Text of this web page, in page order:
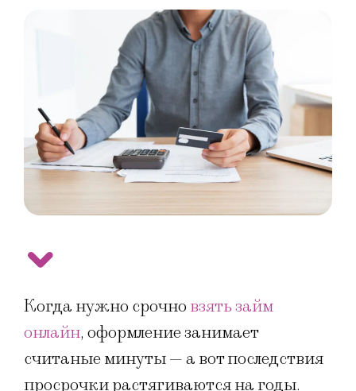
Когда нужно срочно взять займ
онлайн, оформление занимает
считаные минуты — а вот последствия
просрочки растягиваются на годы.